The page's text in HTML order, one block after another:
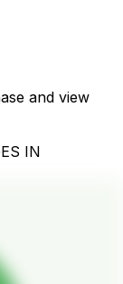
and view
IN